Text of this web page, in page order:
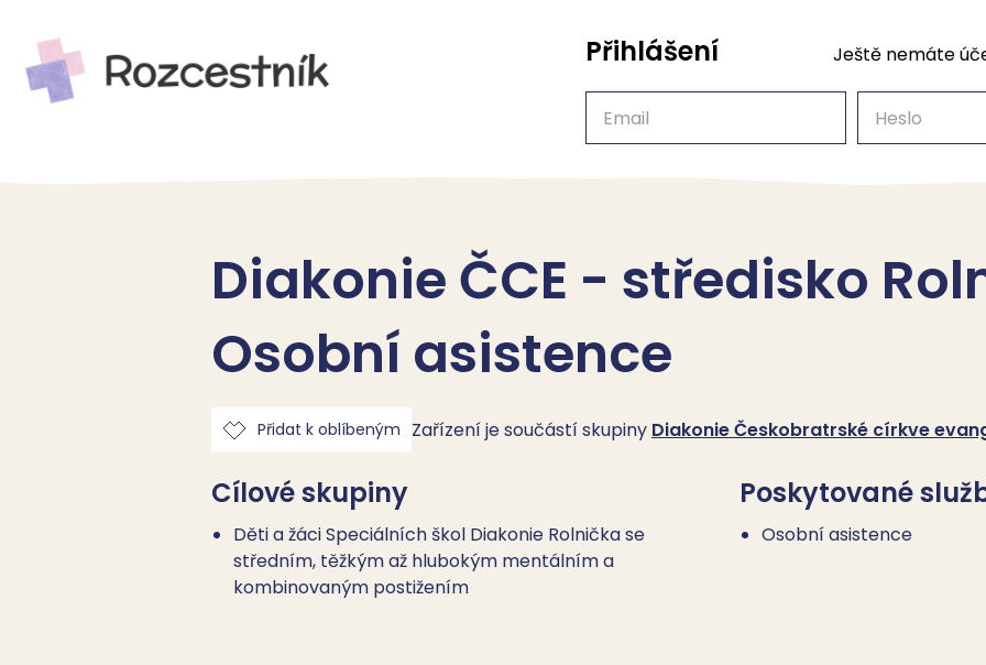
Přihlášení Ještě nemáte
Diakonie ČCE - středisko
Osobní asistence
Přidat k oblíbeným Zařízení je součástí skupiny Diakonie Českobratrské církve
Cílové skupiny
Děti a žáci Speciálních škol Diakonie Rolnička se
středním, těžkým až hlubokým mentálním a
kombinovaným postižením
Poskytované
Osobní asistence